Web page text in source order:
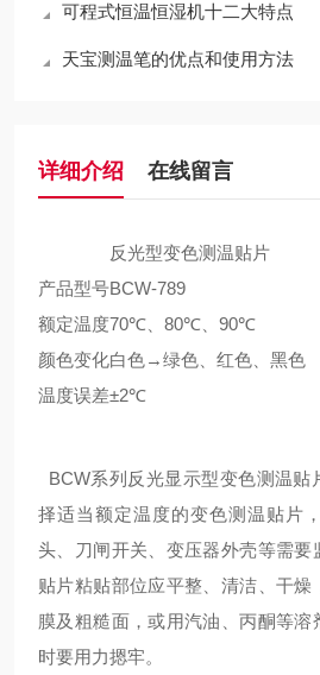
可程式恒温恒湿机十二大特点
天宝测温笔的优点和使用方法
详细介绍 在线留言
反光型变色测温贴片
产品型号BCW-789
额定温度70℃、80℃、90℃
颜色变化白色→绿色、红色、黑色
温度误差±2℃
BCW系列反光显示型变色测温贴
择适当额定温度的变色测温贴片
头、刀闸开关、变压器外壳等需要
贴片粘贴部位应平整、清洁、干
膜及粗糙面，或用汽油、丙酮等
时要用力摁牢。